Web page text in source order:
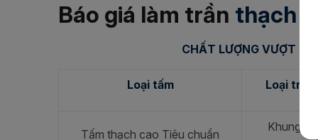
Báo giá làm trần thạch
CHẤT LƯỢNG VƯỢT
Loại tấm Loại trần
Tấm thạch cao Tiêu chuẩn
Khung